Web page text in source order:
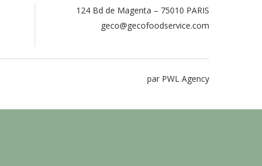
124 Bd de Magenta – 75010 PARIS
geco@gecofoodservice.com
par PWL Agency